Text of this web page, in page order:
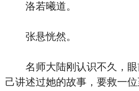
洛若曦道。
张悬恍然。
名师大陆刚认识不久，眼
己讲述过她的故事，要救一